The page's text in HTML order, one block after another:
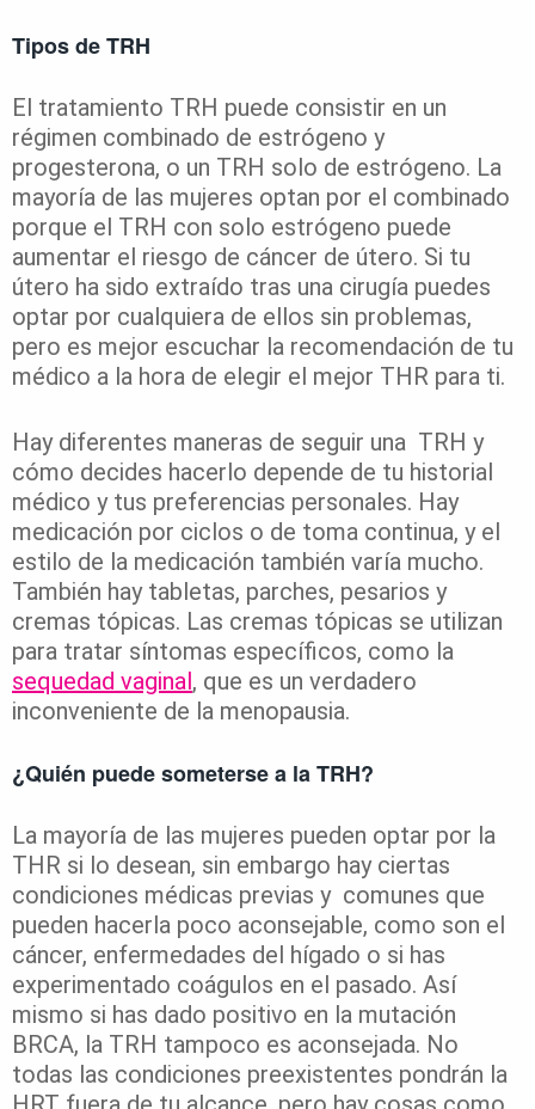
Tipos de TRH
El tratamiento TRH puede consistir en un
régimen combinado de estrógeno y
progesterona, o un TRH solo de estrógeno. La
mayoría de las mujeres optan por el combinado
porque el TRH con solo estrógeno puede
aumentar el riesgo de cáncer de útero. Si tu
útero ha sido extraído tras una cirugía puedes
optar por cualquiera de ellos sin problemas,
pero es mejor escuchar la recomendación de tu
médico a la hora de elegir el mejor THR para ti.
Hay diferentes maneras de seguir una TRH y
cómo decides hacerlo depende de tu historial
médico y tus preferencias personales. Hay
medicación por ciclos o de toma continua, y el
estilo de la medicación también varía mucho.
También hay tabletas, parches, pesarios y
cremas tópicas. Las cremas tópicas se utilizan
para tratar síntomas específicos, como la
sequedad vaginal , que es un verdadero
inconveniente de la menopausia.
¿Quién puede someterse a la TRH?
La mayoría de las mujeres pueden optar por la
THR si lo desean, sin embargo hay ciertas
condiciones médicas previas y comunes que
pueden hacerla poco aconsejable, como son el
cáncer, enfermedades del hígado o si has
experimentado coágulos en el pasado. Así
mismo si has dado positivo en la mutación
BRCA, la TRH tampoco es aconsejada. No
todas las condiciones preexistentes pondrán la